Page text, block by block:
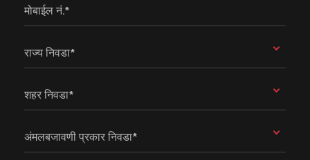
मोबाईल नं.*
राज्य निवडा*
शहर निवडा*
अंमलबजावणी प्रकार निवडा*